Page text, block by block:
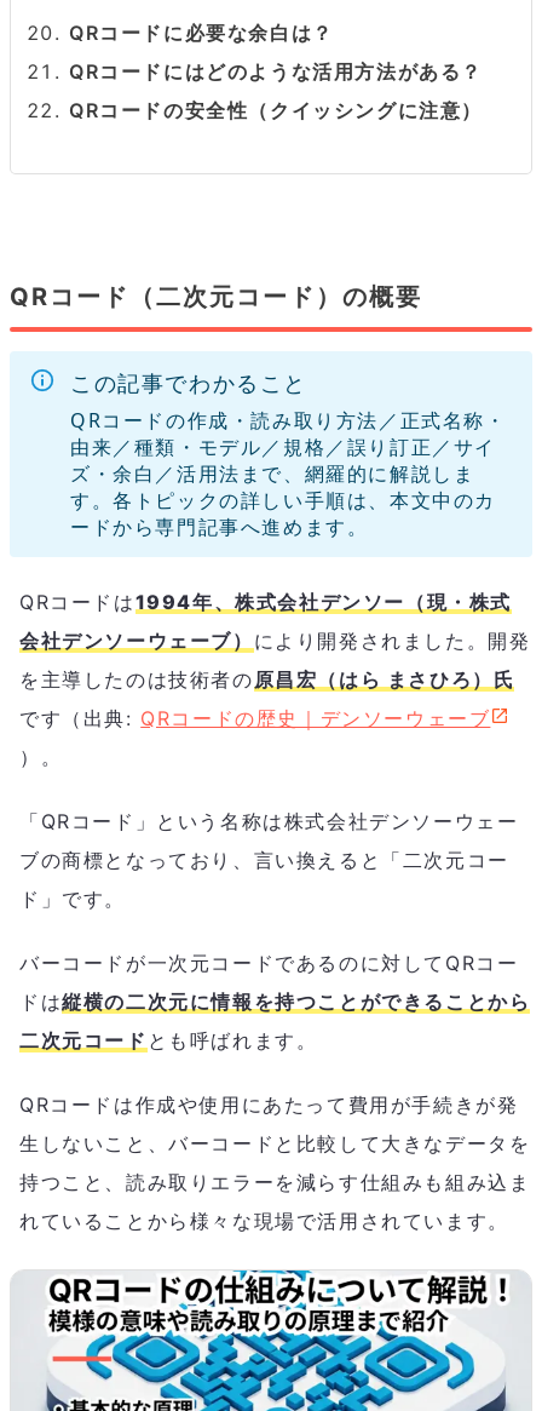
QRコードに必要な余白は？
QRコードにはどのような活用方法がある？
QRコードの安全性（クイッシングに注意）
QRコード（二次元コード）の概要
この記事でわかること
QRコードの作成・読み取り方法／正式名称・
由来／種類・モデル／規格／誤り訂正／サイ
ズ・余白／活用法まで、網羅的に解説しま
す。各トピックの詳しい手順は、本文中のカ
ードから専門記事へ進めます。
QRコードは1994年、株式会社デンソー（現・株式
会社デンソーウェーブ） により開発されました。開発
を主導したのは技術者の 原昌宏（はら まさひろ）氏
です（出典: QRコードの歴史｜デンソーウェーブ
）。
「QRコード」という名称は株式会社デンソーウェー
ブの商標となっており、言い換えると「二次元コー
ド」です。
バーコードが一次元コードであるのに対してQRコー
ドは縦横の二次元に情報を持つことができることから
二次元コード とも呼ばれます。
QRコードは作成や使用にあたって費用が手続きが発
生しないこと、バーコードと比較して大きなデータを
持つこと、読み取りエラーを減らす仕組みも組み込ま
れていることから様々な現場で活用されています。